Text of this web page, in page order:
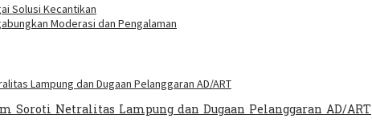
Solusi Kecantikan
Moderasi dan Pengalaman
Soroti Netralitas Lampung dan Dugaan Pelanggaran AD/ART